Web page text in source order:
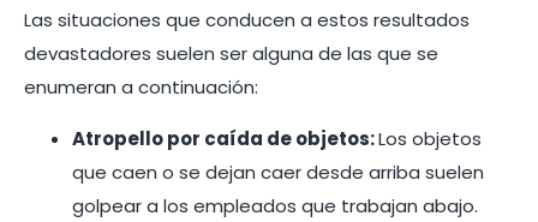
Las situaciones que conducen a estos resultados
devastadores suelen ser alguna de las que se
enumeran a continuación:
Atropello por caída de objetos:Los objetos
que caen o se dejan caer desde arriba suelen
golpear a los empleados que trabajan abajo.